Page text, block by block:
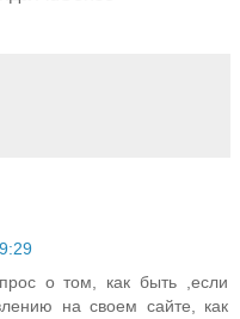
о том, как быть ,если
на своем сайте, как